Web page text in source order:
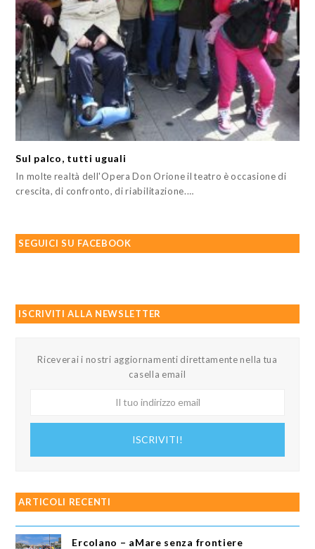
Sul palco, tutti uguali
In molte realtà dell'Opera Don Orione il teatro è occasione di
crescita, di confronto, di riabilitazione.…
SEGUICI SU FACEBOOK
ISCRIVITI ALLA NEWSLETTER
Riceverai i nostri aggiornamenti direttamente nella tua
casella email
ISCRIVITI!
ARTICOLI RECENTI
Ercolano – aMare senza frontiere